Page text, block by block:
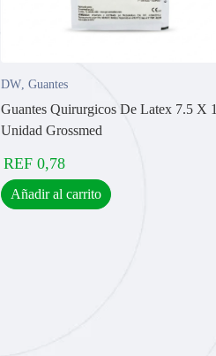
DW Guantes
Guantes Quirurgicos De Latex 7.5 X 1
Unidad Grossmed
REF 0,78
Añadir al carrito